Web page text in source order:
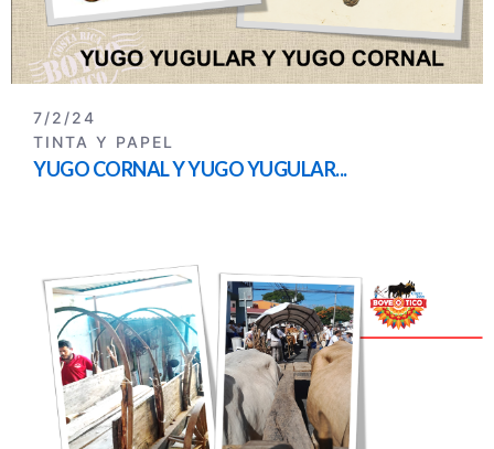
7/2/24
TINTA Y PAPEL
YUGO CORNAL Y YUGO YUGULAR...